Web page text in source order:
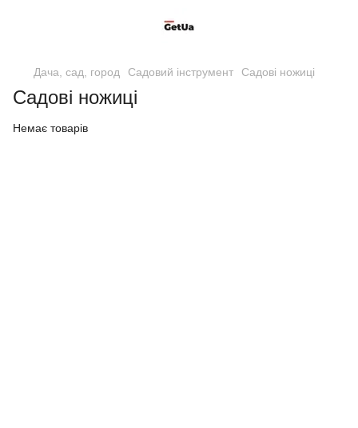
Дача, сад, город Садовий інструмент Садові ножиці
Садові ножиці
Немає товарів